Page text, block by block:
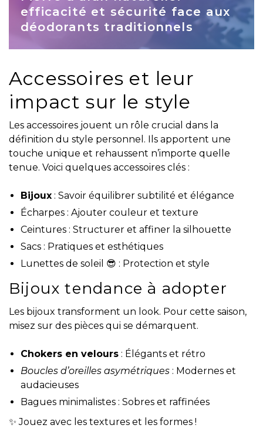
efficacité et sécurité face aux
déodorants traditionnels
Accessoires et leur
impact sur le style
Les accessoires jouent un rôle crucial dans la
définition du style personnel. Ils apportent une
touche unique et rehaussent n’importe quelle
tenue. Voici quelques accessoires clés :
Bijoux : Savoir équilibrer subtilité et élégance
Écharpes : Ajouter couleur et texture
Ceintures : Structurer et affiner la silhouette
Sacs : Pratiques et esthétiques
Lunettes de soleil 😎 : Protection et style
Bijoux tendance à adopter
Les bijoux transforment un look. Pour cette saison,
misez sur des pièces qui se démarquent.
Chokers en velours : Élégants et rétro
Boucles d’oreilles asymétriques : Modernes et
audacieuses
Bagues minimalistes : Sobres et raffinées
✨ Jouez avec les textures et les formes !